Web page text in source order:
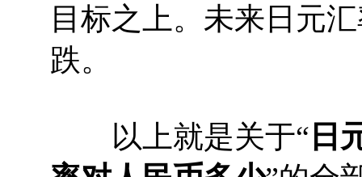
目标之上。未来日元
跌。
以上就是关于“ 日